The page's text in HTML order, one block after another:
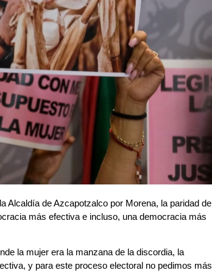
Alcaldía de Azcapotzalco por Morena, la paridad de
más efectiva e incluso, una democracia más
la mujer era la manzana de la discordia, la
y para este proceso electoral no pedimos más